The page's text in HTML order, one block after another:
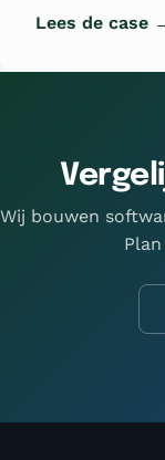
Lees de case
Wij bouwen